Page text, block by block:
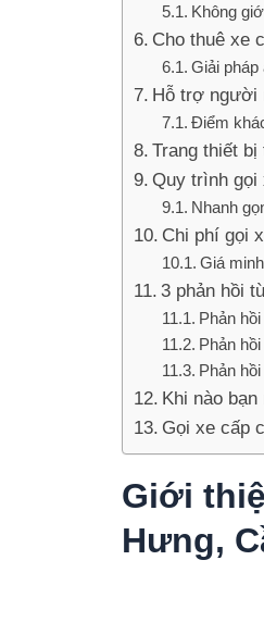
Không
Cho thuê xe
Giải
Hỗ trợ người
Điểm
Trang thiết
Quy trình gọi
Nhanh
Chi phí gọi
Giá
3 phản hồi
Phản
Phản
Phản
Khi nào
Gọi xe cấp
Giới
Hưng,